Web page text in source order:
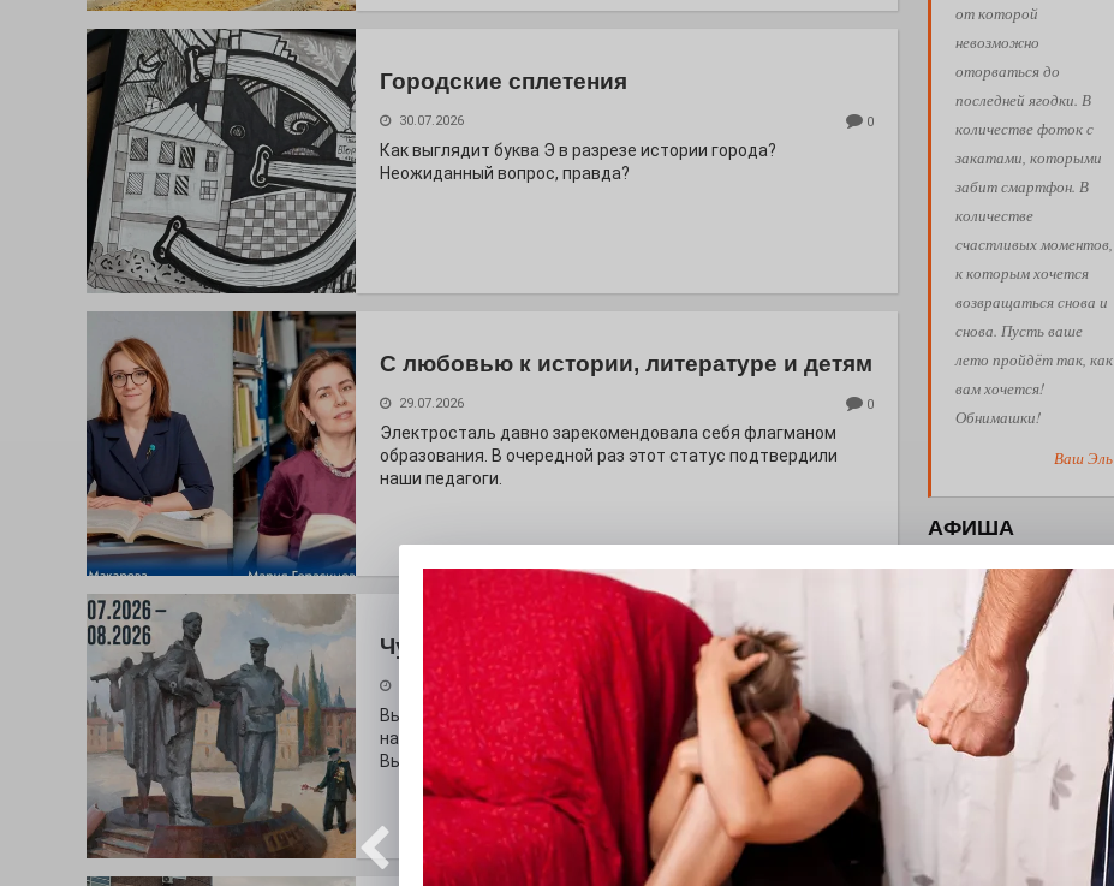
от которой
невозможно
оторваться до
последней ягодки. В
количестве фоток с
закатами, которыми
забит смартфон. В
количестве
счастливых моментов,
к которым хочется
возвращаться снова и
снова. Пусть ваше
лето пройдёт так, как
вам хочется!
Обнимашки!
Ваш Эль
АФИША
поделиться
Городские сплетения
30.07.2026 0
Как выглядит буква Э в разрезе истории города?
Неожиданный вопрос, правда?
С любовью к истории, литературе и детям
29.07.2026 0
Электросталь давно зарекомендовала себя флагманом
образования. В очередной раз этот статус подтвердили
наши педагоги.
Чувство Родины — одно на всех
28.07.2026
Выставка «Палитра героизма» — новый масштабный проект,
на который электростальцев приглашает к себе
Выставочный зал им. Олега Коняшина.